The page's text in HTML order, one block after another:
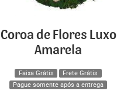
Coroa de Flores Luxo
Amarela
Faixa Grátis
Frete Grátis
Pague somente após a entrega